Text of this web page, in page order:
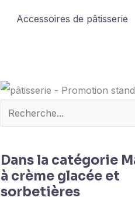
Accessoires de pâtisserie
Dans la catégorie
à crème glacée et
sorbetières